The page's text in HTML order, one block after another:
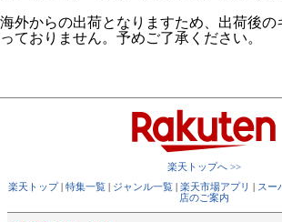
海外からの出荷となりますため、出荷後の
っておりません。予めご了承ください。
楽天トップへ >>
楽天トップ| 特集一覧 | ジャンル一覧 | 楽天市場アプリ | スー
店のご案内